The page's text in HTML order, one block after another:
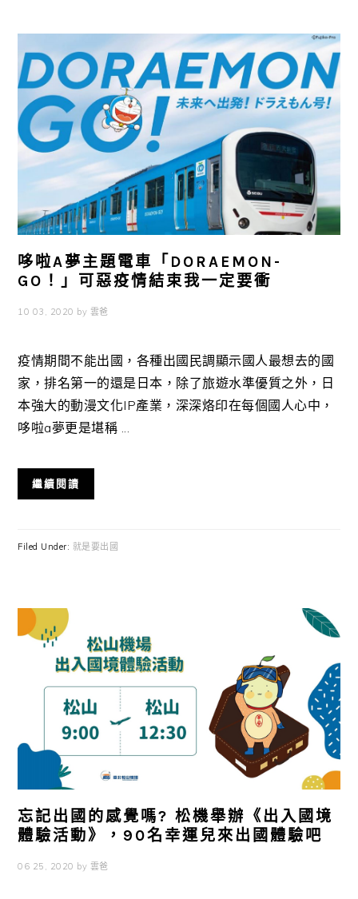
哆啦A夢主題電車「DORAEMON-
GO！」可惡疫情結束我一定要衝
10 03, 2020 by 雲爸
疫情期間不能出國，各種出國民調顯示國人最想去的國
家，排名第一的還是日本，除了旅遊水準優質之外，日
本強大的動漫文化IP產業，深深烙印在每個國人心中，
哆啦a夢更是堪稱 ...
繼續閱讀
Filed Under: 就是要出國
忘記出國的感覺嗎? 松機舉辦《出入國境
體驗活動》，90名幸運兒來出國體驗吧
06 25, 2020 by 雲爸